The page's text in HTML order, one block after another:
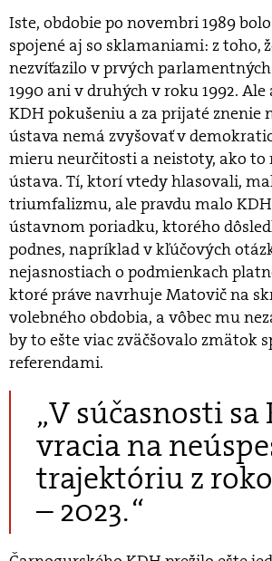
Iste, obdobie po novembri 1989
spojené aj so sklamaniami: z toho,
nezvíťazilo v prvých
1990 ani v druhých v roku 1992.
KDH pokušeniu a za prijaté znenie
ústava nemá zvyšovať v
mieru neurčitosti a neistoty, ako to
ústava. Tí, ktorí vtedy hlasovali,
triumfalizmu, ale pravdu malo
ústavnom poriadku, ktorého
podnes, napríklad v kľúčových
nejasnostiach o podmienkach
ktoré práve navrhuje Matovič na
volebného obdobia, a vôbec mu
by to ešte viac zväčšovalo zmätok
referendami.
„V súčasnosti sa
vracia na
trajektóriu z
– 2023. “